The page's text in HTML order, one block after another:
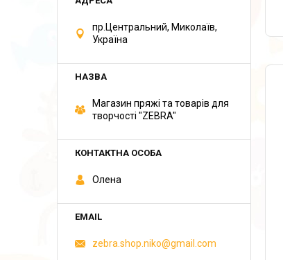
пр.Центральний, Миколаїв,
Україна
Магазин пряжі та товарів для
творчості "ZEBRA"
Олена
zebra.shop.niko@gmail.com